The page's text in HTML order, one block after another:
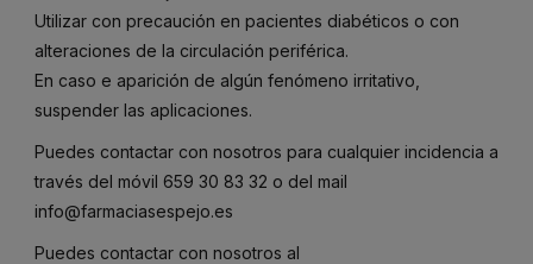
Utilizar con precaución en pacientes diabéticos o con
alteraciones de la circulación periférica.
En caso e aparición de algún fenómeno irritativo,
suspender las aplicaciones.
Puedes contactar con nosotros para cualquier incidencia a
través del móvil 659 30 83 32 o del mail
info@farmaciasespejo.es
Puedes contactar con nosotros al